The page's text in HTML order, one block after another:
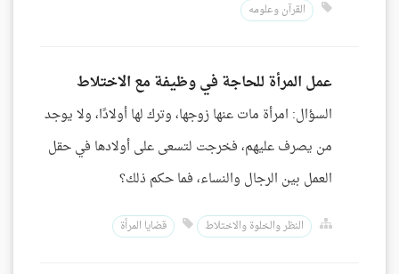
القرآن وعلومه
عمل المرأة للحاجة في وظيفة مع الاختلاط
السؤال: امرأة مات عنها زوجها، وترك لها أولادًا، ولا يوجد
من يصرف عليهم، فخرجت لتسعى على أولادها في حقل
العمل بين الرجال والنساء، فما حكم ذلك؟
النظر والخلوة والاختلاط قضايا المرأة